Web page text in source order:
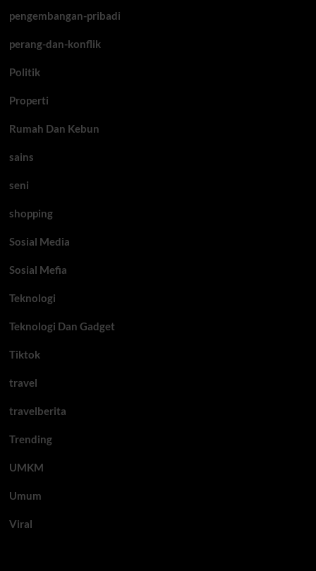
pengembangan-pribadi
perang-dan-konflik
Politik
Properti
Rumah Dan Kebun
sains
seni
shopping
Sosial Media
Sosial Mefia
Teknologi
Teknologi Dan Gadget
Tiktok
travel
travelberita
Trending
UMKM
Umum
Viral